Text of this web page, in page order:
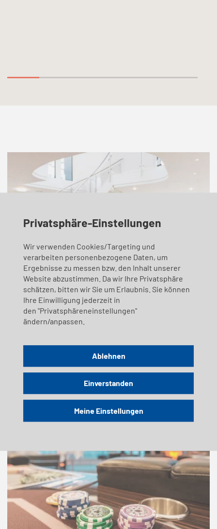
Privatsphäre-Einstellungen
Wir verwenden Cookies/Targeting und
verarbeiten personenbezogene Daten, um
Ergebnisse zu messen bzw. den Inhalt unserer
Website abzustimmen. Da wir Ihre Privatsphäre
schätzen, bitten wir Sie um Erlaubnis. Sie können
Ihre Einwilligung jederzeit in
den "Privatsphäreneinstellungen"
ändern/anpassen.
Ablehnen
Einverstanden
Meine Einstellungen
APÈRO | DINNER
Mehr erfahren